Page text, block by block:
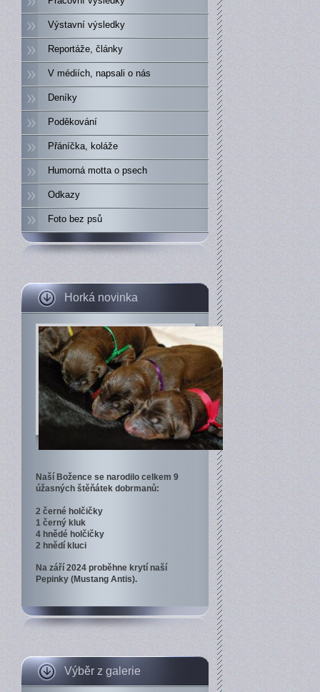
Výstavní výsledky
Reportáže, články
V médiích, napsali o nás
Deníky
Poděkování
Přáníčka, koláže
Humorná motta o psech
Odkazy
Foto bez psů
Horká novinka
Naší Božence se narodilo celkem 9
úžasných štěňátek dobrmanů:
2 černé holčičky
1 černý kluk
4 hnědé holčičky
2 hnědí kluci
Na září 2024 proběhne krytí naší
Pepinky (Mustang Antis).
Výběr z galerie